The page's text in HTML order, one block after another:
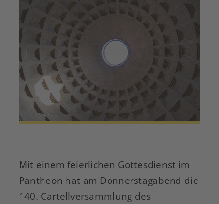
Mit einem feierlichen Gottesdienst im
Pantheon hat am Donnerstagabend die
140. Cartellversammlung des